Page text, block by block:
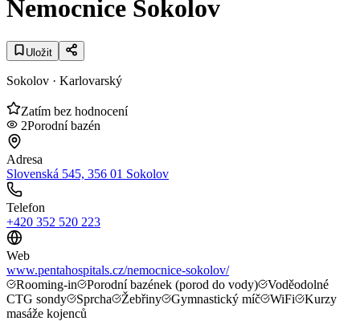
Nemocnice Sokolov
Uložit
Sokolov · Karlovarský
Zatím bez hodnocení
2Porodní bazén
Adresa
Slovenská 545, 356 01 Sokolov
Telefon
+420 352 520 223
Web
www.pentahospitals.cz/nemocnice-sokolov/
Rooming-in
Porodní bazének (porod do vody)
Voděodolné
CTG sondy
Sprcha Žebřiny Gymnastický míč WiFi
Kurzy
masáže kojenců